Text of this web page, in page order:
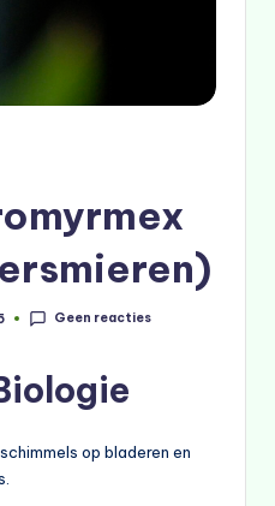
Geen reacties
op bladeren en